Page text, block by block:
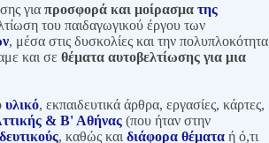
γιαπροσφορά και μοίρασμα της
του παιδαγωγικού έργου των
, μέσα στις δυσκολίες και την πολυπλοκότητα
και σε θέματα αυτοβελτίωσης για μια
υλικό, εκπαιδευτικά άρθρα, εργασίες, κάρτες,
& Β' Αθήνας (που ήταν στην
, καθώς και διάφορα θέματαή ό,τι